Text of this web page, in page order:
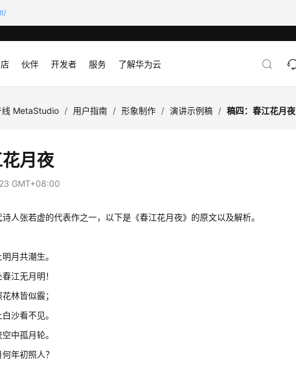
伙伴 开发者 服务 了解华为云
线 MetaStudio / 用户指南 / 形象制作 / 演讲示例稿 / 稿四：春江花月夜
月夜
GMT+08:00
诗人张若虚的代表作之一，以下是《春江花月夜》的原文以及解析。
月共潮生。
江无月明！
林皆似霰；
沙看不见。
中孤月轮。
年初照人？